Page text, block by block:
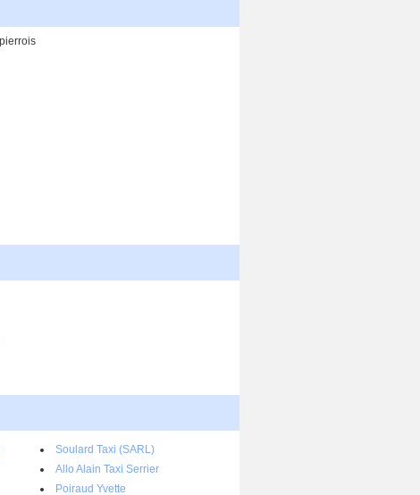
Soulard Taxi (SARL)
Allo Alain Taxi Serrier
Poiraud Yvette